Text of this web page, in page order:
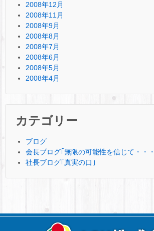
2008年12月
2008年11月
2008年9月
2008年8月
2008年7月
2008年6月
2008年5月
2008年4月
カテゴリー
ブログ
会長ブログ｢無限の可能性を信じて・・
社長ブログ｢真実の口｣